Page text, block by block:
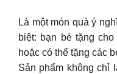
Là một món quà ý
biệt: bạn bè tặng
hoặc có thể tặng các
Sản phẩm không chỉ